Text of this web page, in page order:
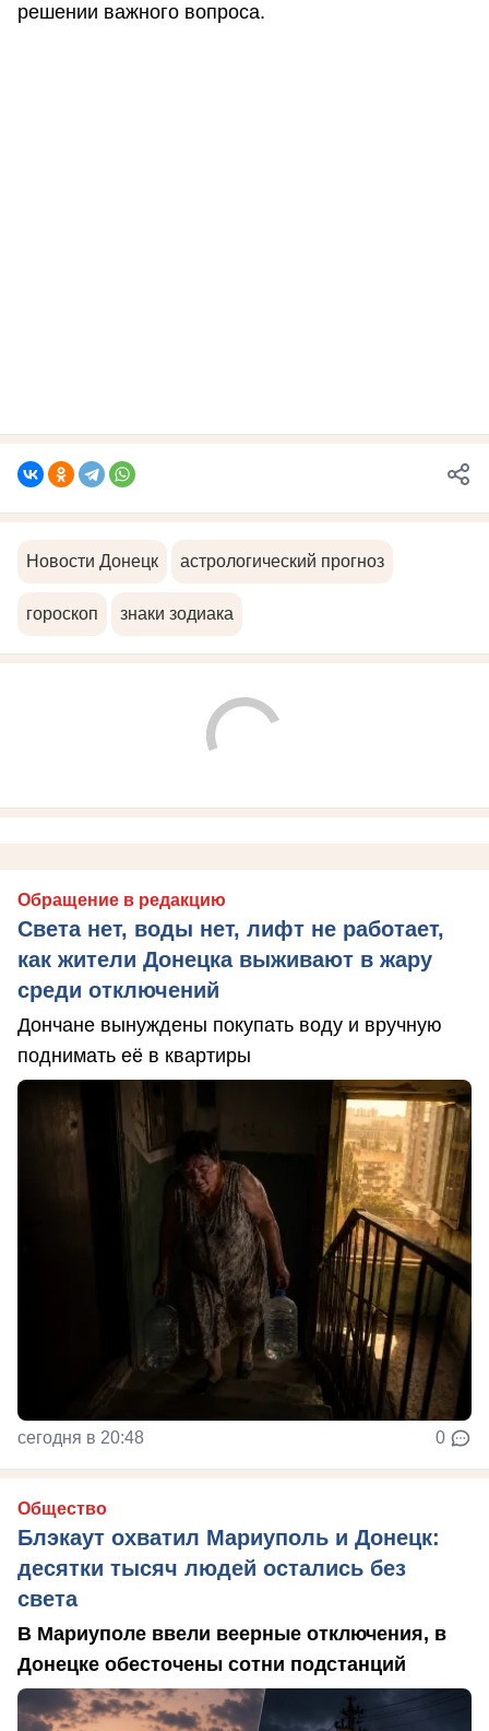
решении важного вопроса.
Новости Донецк астрологический прогноз
гороскоп знаки зодиака
Обращение в редакцию
Света нет, воды нет, лифт не работает,
как жители Донецка выживают в жару
среди отключений
Дончане вынуждены покупать воду и вручную
поднимать её в квартиры
сегодня в 20:48 0
Общество
Блэкаут охватил Мариуполь и Донецк:
десятки тысяч людей остались без
света
В Мариуполе ввели веерные отключения, в
Донецке обесточены сотни подстанций